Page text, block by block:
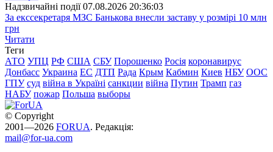
Надзвичайні події 07.08.2026 20:36:03
За екссекретаря МЗС Банькова внесли заставу у розмірі 10 млн
грн
Читати
Теги
АТО УПЦ РФ США СБУ Порошенко Росія коронавирус
Донбасс Украина ЕС ДТП Рада Крым Кабмин Киев НБУ ООС
ГПУ суд війна в Україні санкции війна Путин Трамп газ
НАБУ пожар Польша выборы
© Copyright
2001—2026 FORUA. Редакція:
mail@for-ua.com